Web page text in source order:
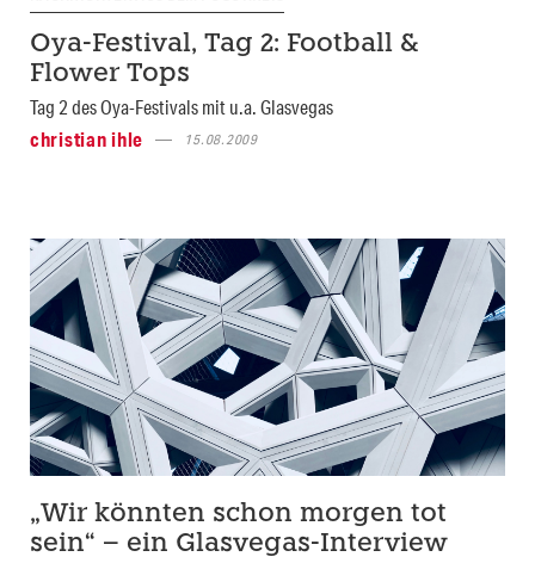
Oya-Festival, Tag 2: Football &
Flower Tops
Tag 2 des Oya-Festivals mit u.a. Glasvegas
christian ihle
15.08.2009
„Wir könnten schon morgen tot
sein“ – ein Glasvegas-Interview